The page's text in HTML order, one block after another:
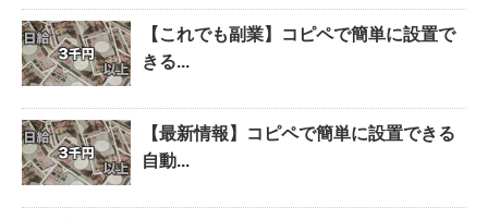
【これでも副業】コピペで簡単に設置で
きる...
【最新情報】コピペで簡単に設置できる
自動...